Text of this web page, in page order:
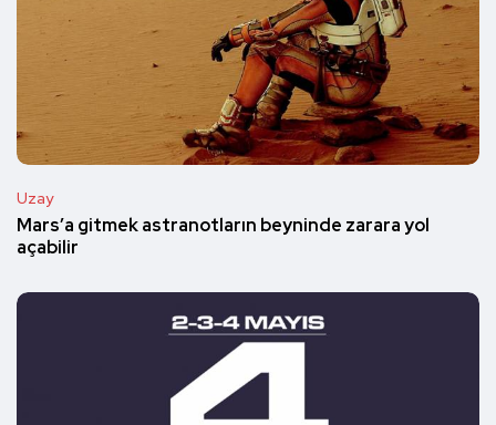
Uzay
Mars’a gitmek astranotların beyninde zarara yol
açabilir